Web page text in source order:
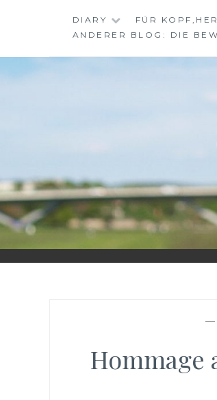
DIARY FÜR
ANDERER BLOG: DIE
—